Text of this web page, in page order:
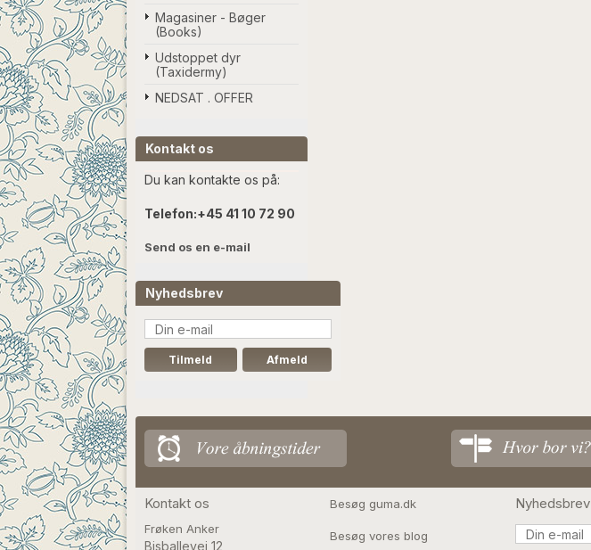
Magasiner - Bøger
(Books)
Udstoppet dyr
(Taxidermy)
NEDSAT . OFFER
Kontakt os
Du kan kontakte os på:
Telefon:+45 41 10 72 90
Send os en e-mail
Nyhedsbrev
Kontakt os
Frøken Anker
Bisballevej 12
Besøg guma.dk
Besøg vores blog
Nyhedsbrev